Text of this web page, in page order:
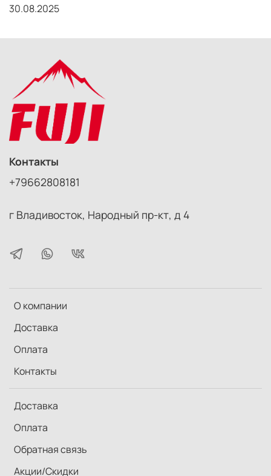
30.08.2025
О компании
Доставка
Оплата
Контакты
Доставка
Оплата
Обратная связь
Акции/Скидки
Контакты
+79662808181
г Владивосток, Народный пр-кт, д 4